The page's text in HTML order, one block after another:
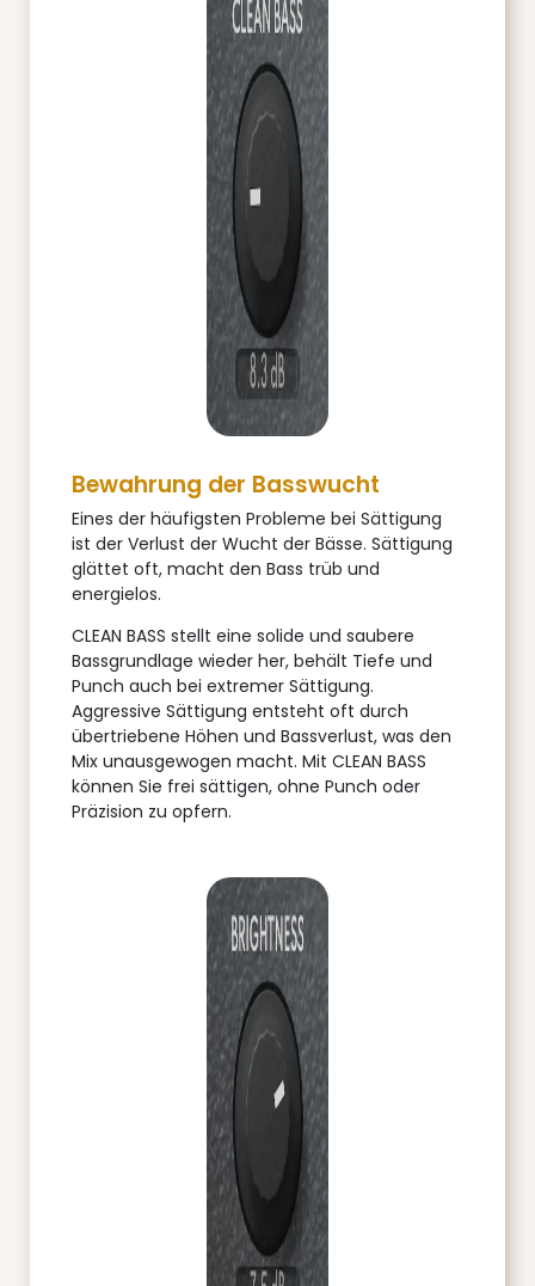
Bewahrung der Basswucht
Eines der häufigsten Probleme bei Sättigung
ist der Verlust der Wucht der Bässe. Sättigung
glättet oft, macht den Bass trüb und
energielos.
CLEAN BASS stellt eine solide und saubere
Bassgrundlage wieder her, behält Tiefe und
Punch auch bei extremer Sättigung.
Aggressive Sättigung entsteht oft durch
übertriebene Höhen und Bassverlust, was den
Mix unausgewogen macht. Mit CLEAN BASS
können Sie frei sättigen, ohne Punch oder
Präzision zu opfern.